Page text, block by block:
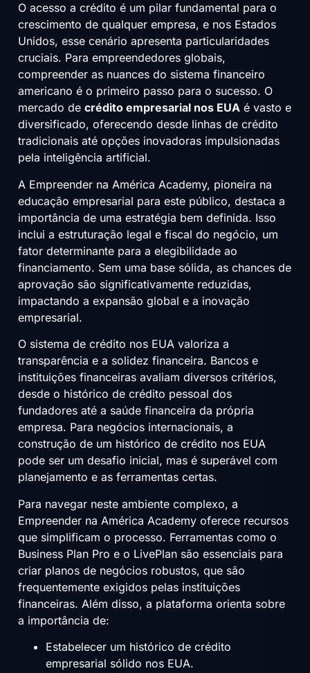
O acesso a crédito é um pilar fundamental para o
crescimento de qualquer empresa, e nos Estados
Unidos, esse cenário apresenta particularidades
cruciais. Para empreendedores globais,
compreender as nuances do sistema financeiro
americano é o primeiro passo para o sucesso. O
mercado de crédito empresarial nos EUA é vasto e
diversificado, oferecendo desde linhas de crédito
tradicionais até opções inovadoras impulsionadas
pela inteligência artificial.
A Empreender na América Academy, pioneira na
educação empresarial para este público, destaca a
importância de uma estratégia bem definida. Isso
inclui a estruturação legal e fiscal do negócio, um
fator determinante para a elegibilidade ao
financiamento. Sem uma base sólida, as chances de
aprovação são significativamente reduzidas,
impactando a expansão global e a inovação
empresarial.
O sistema de crédito nos EUA valoriza a
transparência e a solidez financeira. Bancos e
instituições financeiras avaliam diversos critérios,
desde o histórico de crédito pessoal dos
fundadores até a saúde financeira da própria
empresa. Para negócios internacionais, a
construção de um histórico de crédito nos EUA
pode ser um desafio inicial, mas é superável com
planejamento e as ferramentas certas.
Para navegar neste ambiente complexo, a
Empreender na América Academy oferece recursos
que simplificam o processo. Ferramentas como o
Business Plan Pro e o LivePlan são essenciais para
criar planos de negócios robustos, que são
frequentemente exigidos pelas instituições
financeiras. Além disso, a plataforma orienta sobre
a importância de:
Estabelecer um histórico de crédito
empresarial sólido nos EUA.